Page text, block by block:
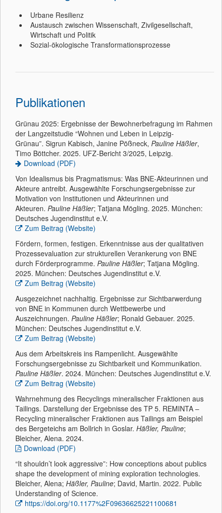
Urbane Resilienz
Austausch zwischen Wissenschaft, Zivilgesellschaft,
Wirtschaft und Politik
Sozial-ökologische Transformationsprozesse
Publikationen
Grünau 2025: Ergebnisse der Bewohnerbefragung im Rahmen
der Langzeitstudie “Wohnen und Leben in Leipzig-
Grünau”. Sigrun Kabisch, Janine Pößneck, Pauline Häßler,
Timo Böttcher. 2025. UFZ-Bericht 3/2025, Leipzig.
Download (PDF)
Von Idealismus bis Pragmatismus: Was BNE-Akteurinnen und
Akteure antreibt. Ausgewählte Forschungsergebnisse zur
Motivation von Institutionen und Akteurinnen und
Akteuren. Pauline Häßler; Tatjana Mögling. 2025. München:
Deutsches Jugendinstitut e.V.
Zum Beitrag (Website)
Fördern, formen, festigen. Erkenntnisse aus der qualitativen
Prozessevaluation zur strukturellen Verankerung von BNE
durch Förderprogramme. Pauline Häßler; Tatjana Mögling.
2025. München: Deutsches Jugendinstitut e.V.
Zum Beitrag (Website)
Ausgezeichnet nachhaltig. Ergebnisse zur Sichtbarwerdung
von BNE in Kommunen durch Wettbewerbe und
Auszeichnungen. Pauline Häßler; Ronald Gebauer. 2025.
München: Deutsches Jugendinstitut e.V.
Zum Beitrag (Website)
Aus dem Arbeitskreis ins Rampenlicht. Ausgewählte
Forschungsergebnisse zu Sichtbarkeit und Kommunikation.
Pauline Häßler. 2024. München: Deutsches Jugendinstitut e.V.
Zum Beitrag (Website)
Wahrnehmung des Recyclings mineralischer Fraktionen aus
Tailings. Darstellung der Ergebnisse des TP 5. REMINTA –
Recycling mineralischer Fraktionen aus Tailings am Beispiel
des Bergeteichs am Bollrich in Goslar. Häßler, Pauline;
Bleicher, Alena. 2024.
Download (PDF)
“It shouldn’t look aggressive”: How conceptions about publics
shape the development of mining exploration technologies.
Bleicher, Alena; Häßler, Pauline; David, Martin. 2022. Public
Understanding of Science.
https://doi.org/10.1177%2F09636625221100681